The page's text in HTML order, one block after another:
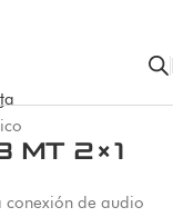
MT 2×1
conexión de audio